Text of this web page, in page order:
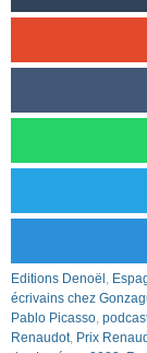
Editions Denoël ,
écrivains chez
Pablo Picasso,
Renaudot, Prix